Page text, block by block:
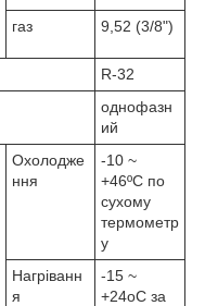
газ 9,52 (3/8")
R-32
однофазн
ий
Охолодже
ння
-10 ~
+46ºC по
сухому
термометр
у
Нагріванн
я
-15 ~
+24oC за